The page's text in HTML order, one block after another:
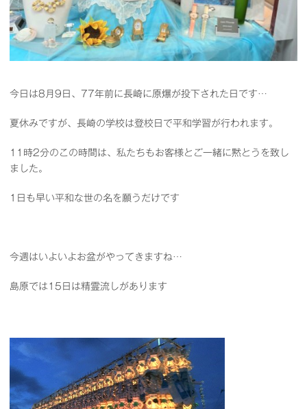
今日は8月9日、77年前に長崎に原爆が投下された日です…
夏休みですが、長崎の学校は登校日で平和学習が行われます。
11時2分のこの時間は、私たちもお客様とご一緒に黙とうを致し
ました。
1日も早い平和な世の名を願うだけです
今週はいよいよお盆がやってきますね…
島原では15日は精霊流しがあります